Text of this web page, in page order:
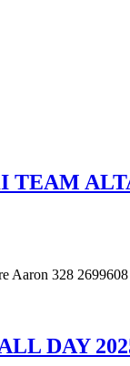
TEAM
Aaron 328 2699608
DAY